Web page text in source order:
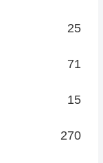
25
71
15
270